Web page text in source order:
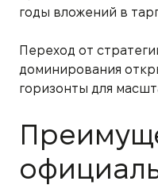
годы вложений в
Переход от
доминирования
горизонты для